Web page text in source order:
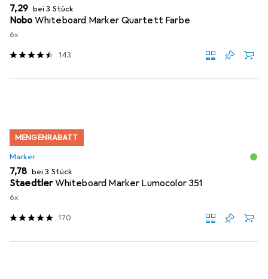
EUR
7,29 bei 3 Stück
Nobo Whiteboard Marker Quartett Farbe
6x
143
MENGENRABATT
Marker
EUR
7,78 bei 3 Stück
StaedtlerWhiteboard Marker Lumocolor 351
6x
170